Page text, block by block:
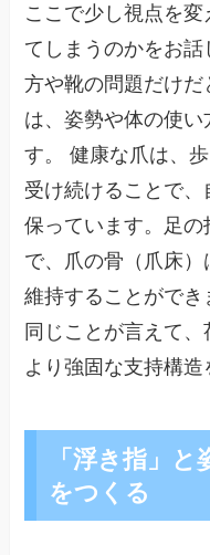
ここで少し視点を
てしまうのかをお
方や靴の問題だけ
は、姿勢や体の使
す。 健康な爪は、
受け続けることで
保っています。足
で、爪の骨（爪床
維持することがで
同じことが言えて
より強固な支持構造
「浮き指」
をつくる